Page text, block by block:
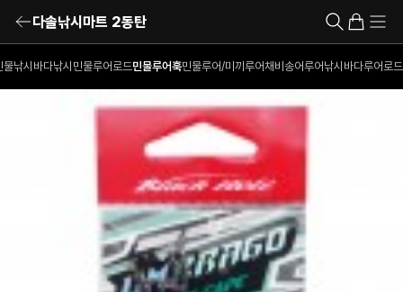
다솔낚시마트 2동탄
물낚시 바다낚시 민물루어로드민물루어훅민물루어/미끼 루어채비 송어루어낚시 바다루어로드